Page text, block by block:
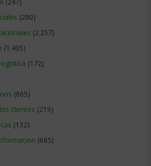
(280)
(2.257)
(1.405)
(172)
(865)
clientes (219)
(132)
(665)